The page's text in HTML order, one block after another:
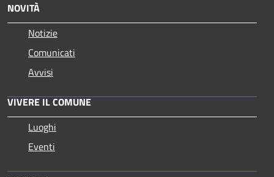
NOVITÀ
Notizie
Comunicati
Avvisi
VIVERE IL COMUNE
Luoghi
Eventi